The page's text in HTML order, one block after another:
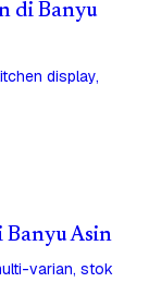
di Banyu
display,
Banyu Asin
varian, stok